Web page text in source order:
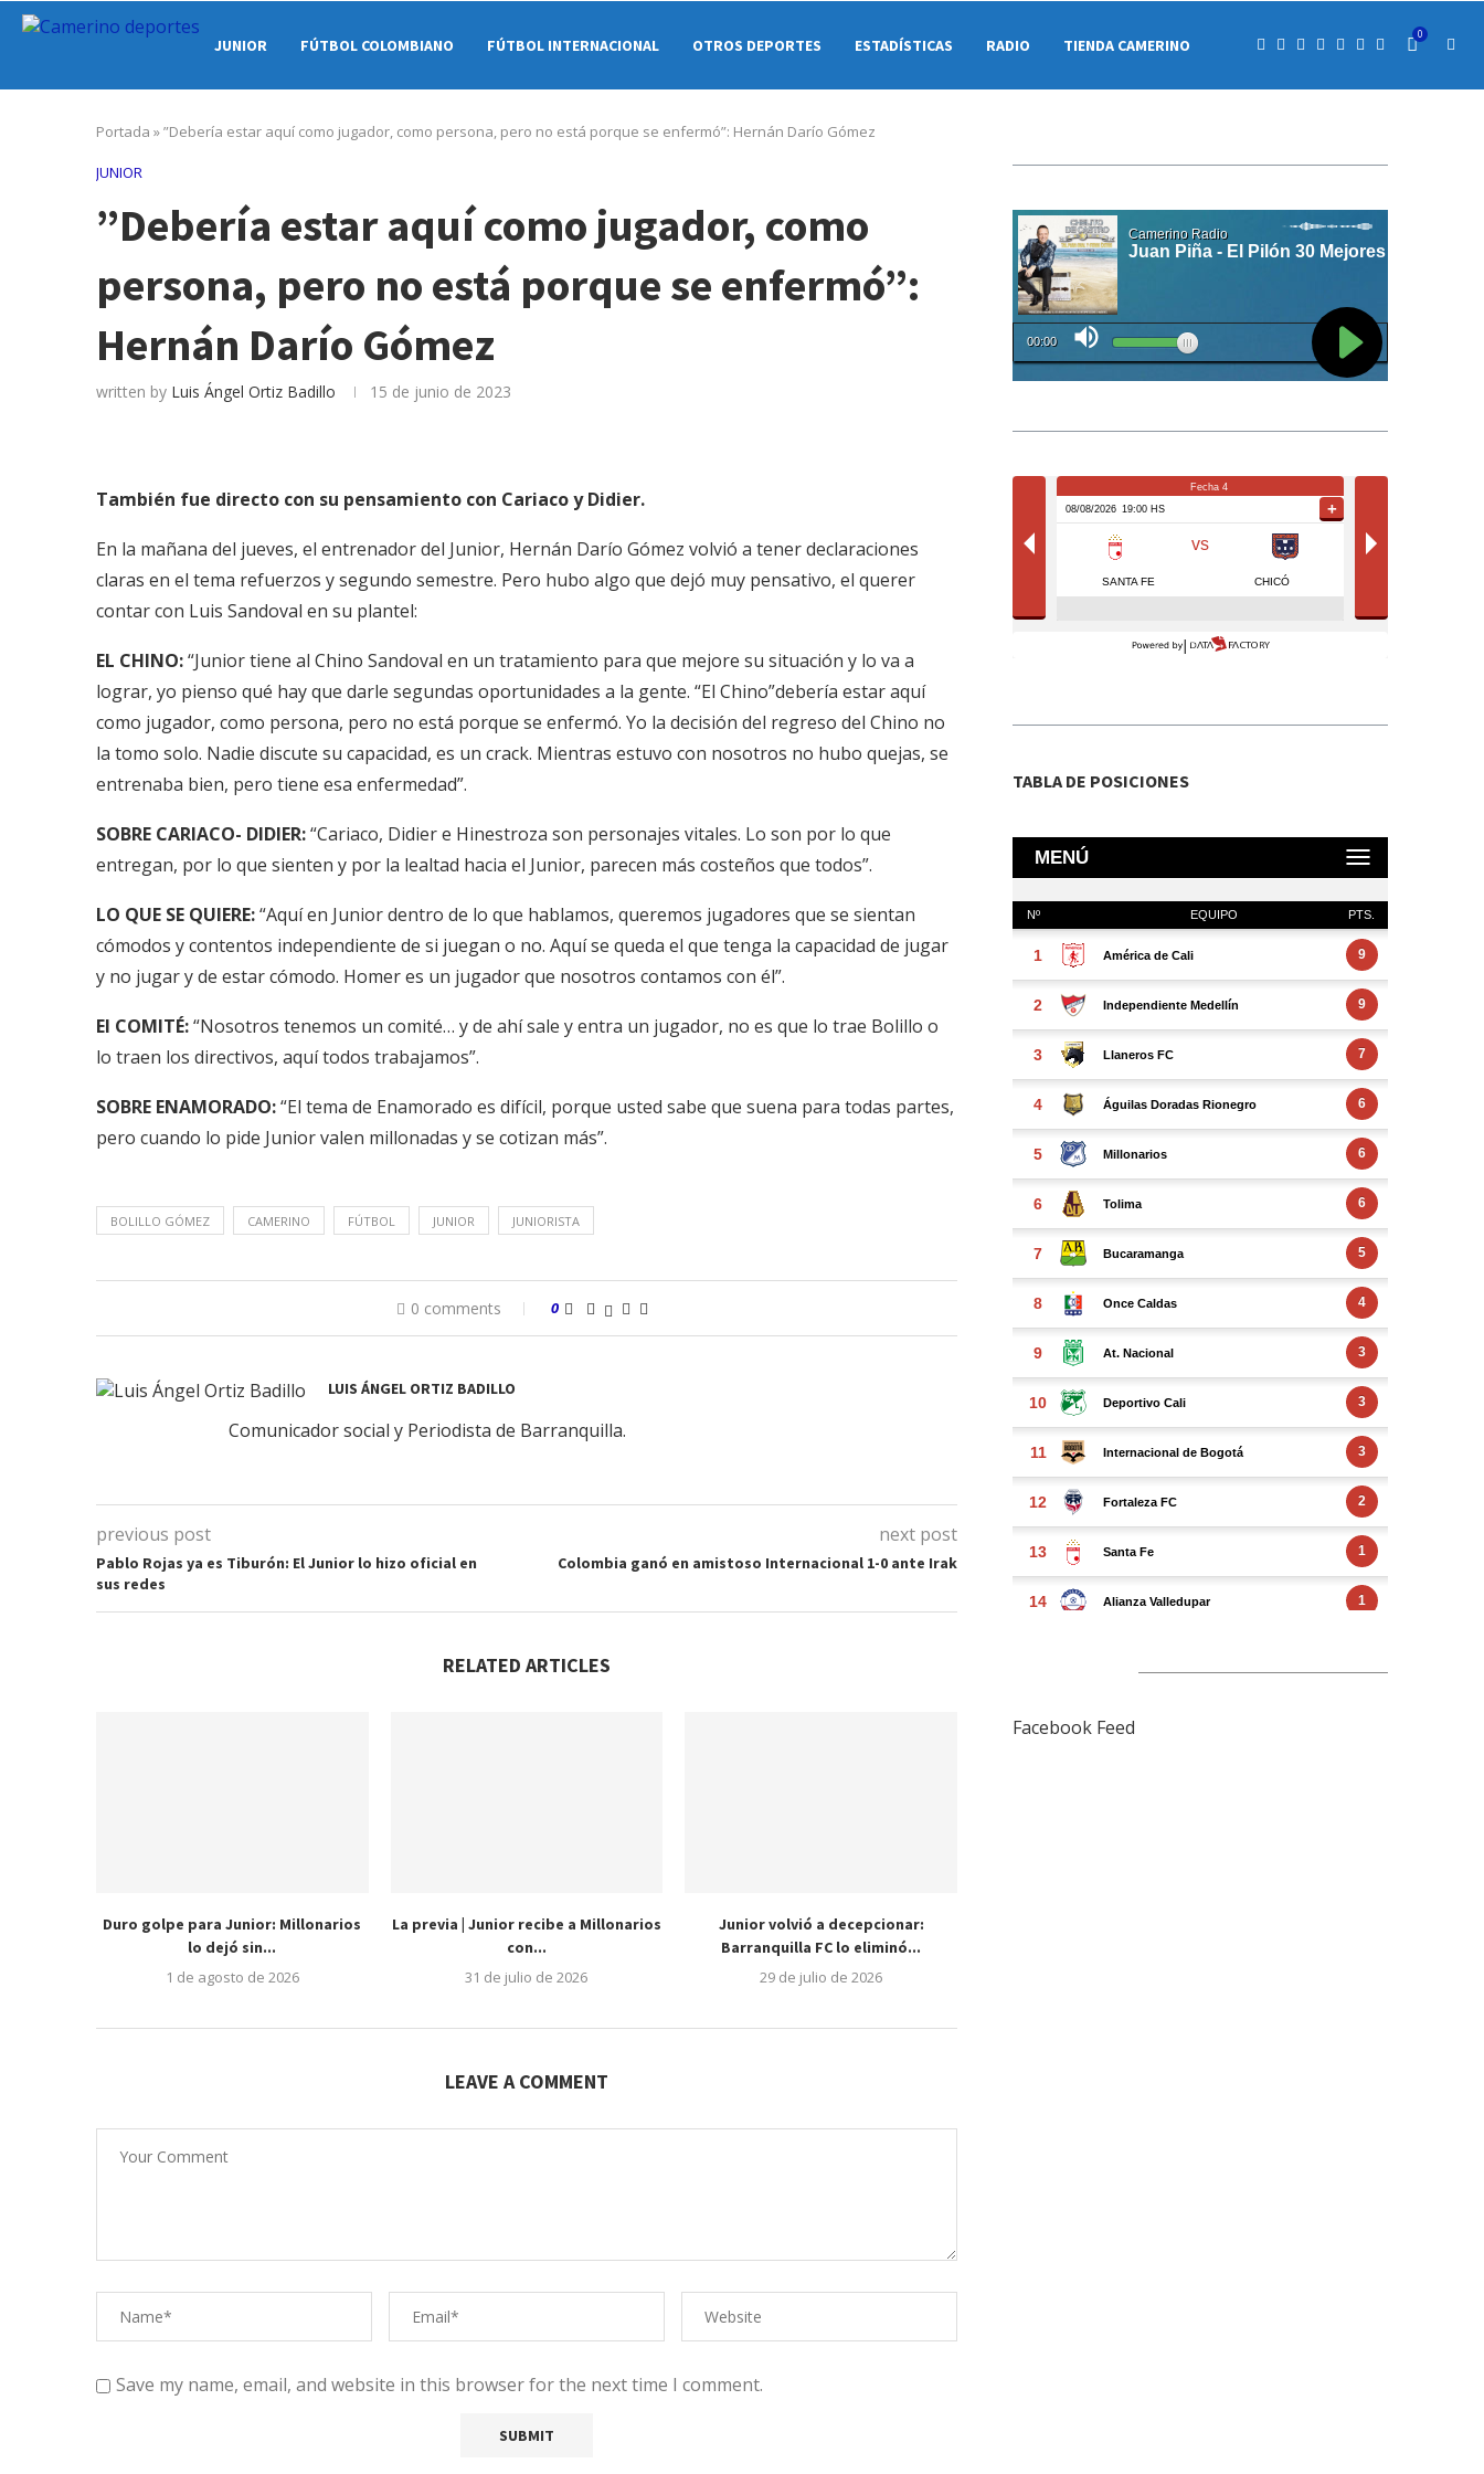
JUNIOR FÚTBOL COLOMBIANO FÚTBOL INTERNACIONAL OTROS DEPORTES ESTADÍSTICAS RADIO TIENDA CAMERINO
0
Portada »”Debería estar aquí como jugador, como persona, pero no está porque se enfermó”: Hernán Darío Gómez
JUNIOR
”Debería estar aquí como jugador, como
persona, pero no está porque se enfermó”:
Hernán Darío Gómez
written by Luis Ángel Ortiz Badillo 15 de junio de 2023
También fue directo con su pensamiento con Cariaco y Didier.
En la mañana del jueves, el entrenador del Junior, Hernán Darío Gómez volvió a tener declaraciones
claras en el tema refuerzos y segundo semestre. Pero hubo algo que dejó muy pensativo, el querer
contar con Luis Sandoval en su plantel:
EL CHINO:“Junior tiene al Chino Sandoval en un tratamiento para que mejore su situación y lo va a
lograr, yo pienso qué hay que darle segundas oportunidades a la gente. “El Chino”debería estar aquí
como jugador, como persona, pero no está porque se enfermó. Yo la decisión del regreso del Chino no
la tomo solo. Nadie discute su capacidad, es un crack. Mientras estuvo con nosotros no hubo quejas, se
entrenaba bien, pero tiene esa enfermedad”.
SOBRE CARIACO- DIDIER:“Cariaco, Didier e Hinestroza son personajes vitales. Lo son por lo que
entregan, por lo que sienten y por la lealtad hacia el Junior, parecen más costeños que todos”.
LO QUE SE QUIERE:“Aquí en Junior dentro de lo que hablamos, queremos jugadores que se sientan
cómodos y contentos independiente de si juegan o no. Aquí se queda el que tenga la capacidad de jugar
y no jugar y de estar cómodo. Homer es un jugador que nosotros contamos con él”.
El COMITÉ:“Nosotros tenemos un comité… y de ahí sale y entra un jugador, no es que lo trae Bolillo o
lo traen los directivos, aquí todos trabajamos”.
SOBRE ENAMORADO:“El tema de Enamorado es difícil, porque usted sabe que suena para todas partes,
pero cuando lo pide Junior valen millonadas y se cotizan más”.
BOLILLO GÓMEZ CAMERINO FÚTBOL JUNIOR JUNIORISTA
0 comments 0
LUIS ÁNGEL ORTIZ BADILLO
Comunicador social y Periodista de Barranquilla.
previous post
Pablo Rojas ya es Tiburón: El Junior lo hizo oficial en
sus redes
next post
Colombia ganó en amistoso Internacional 1-0 ante Irak
RELATED ARTICLES
Duro golpe para Junior: Millonarios
lo dejó sin...
1 de agosto de 2026
La previa | Junior recibe a Millonarios
con...
31 de julio de 2026
Junior volvió a decepcionar:
Barranquilla FC lo eliminó...
29 de julio de 2026
LEAVE A COMMENT
Save my name, email, and website in this browser for the next time I comment.
TABLA DE POSICIONES
Facebook Feed